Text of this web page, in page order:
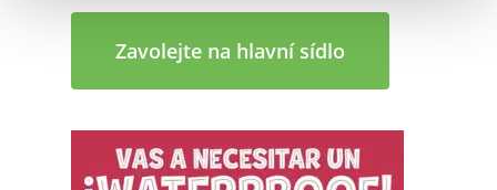
Zavolejte na hlavní sídlo